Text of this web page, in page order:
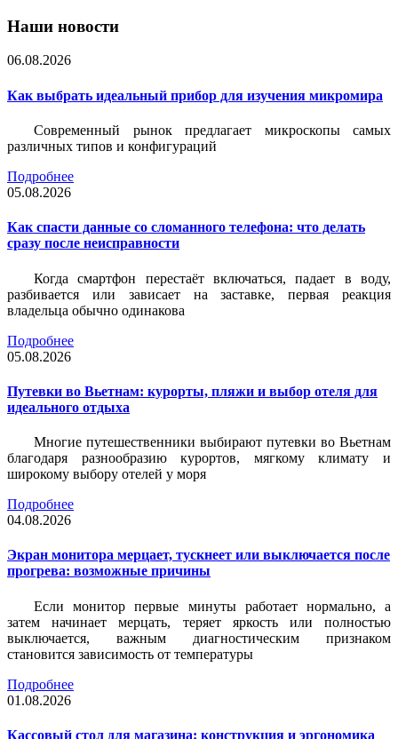
Наши новости
06.08.2026
Как выбрать идеальный прибор для изучения микромира
Современный рынок предлагает микроскопы самых
различных типов и конфигураций
Подробнее
05.08.2026
Как спасти данные со сломанного телефона: что делать
сразу после неисправности
Когда смартфон перестаёт включаться, падает в воду,
разбивается или зависает на заставке, первая реакция
владельца обычно одинакова
Подробнее
05.08.2026
Путевки во Вьетнам: курорты, пляжи и выбор отеля для
идеального отдыха
Многие путешественники выбирают путевки во Вьетнам
благодаря разнообразию курортов, мягкому климату и
широкому выбору отелей у моря
Подробнее
04.08.2026
Экран монитора мерцает, тускнеет или выключается после
прогрева: возможные причины
Если монитор первые минуты работает нормально, а
затем начинает мерцать, теряет яркость или полностью
выключается, важным диагностическим признаком
становится зависимость от температуры
Подробнее
01.08.2026
Кассовый стол для магазина: конструкция и эргономика